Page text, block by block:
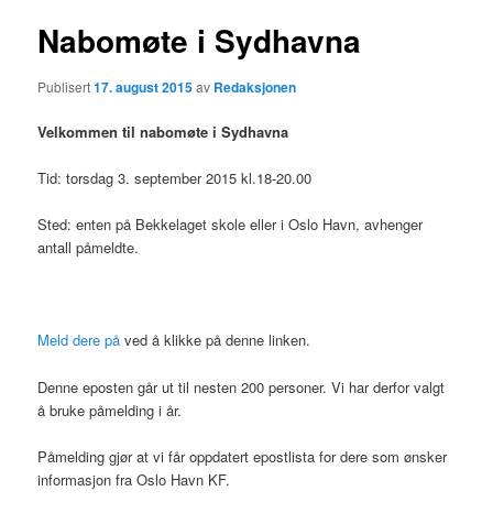
Nabomøte i Sydhavna
Publisert17. august 2015av Redaksjonen
Velkommen til nabomøte i Sydhavna
Tid: torsdag 3. september 2015 kl.18-20.00
Sted: enten på Bekkelaget skole eller i Oslo Havn, avhenger
antall påmeldte.
Meld dere på ved å klikke på denne linken.
Denne eposten går ut til nesten 200 personer. Vi har derfor valgt
å bruke påmelding i år.
Påmelding gjør at vi får oppdatert epostlista for dere som ønsker
informasjon fra Oslo Havn KF.